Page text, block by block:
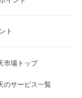
ト
市場トップ
のサービス一覧